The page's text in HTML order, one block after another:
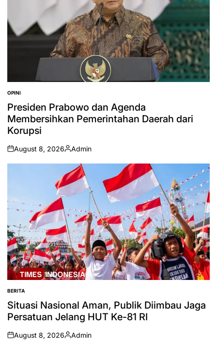
POSTED
IN
OPINI
Presiden Prabowo dan Agenda
Membersihkan Pemerintahan Daerah dari
Korupsi
on
August 8, 2026
Posted
by
Admin
POSTED
IN
BERITA
Situasi Nasional Aman, Publik Diimbau Jaga
Persatuan Jelang HUT Ke-81 RI
on
August 8, 2026
Posted
Admin